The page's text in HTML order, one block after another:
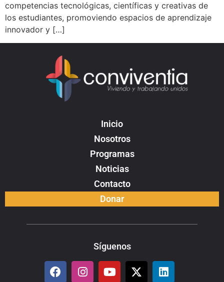
competencias tecnológicas, científicas y creativas de
los estudiantes, promoviendo espacios de aprendizaje
innovador y […]
Inicio
Nosotros
Programas
Noticias
Contacto
Donar
Síguenos